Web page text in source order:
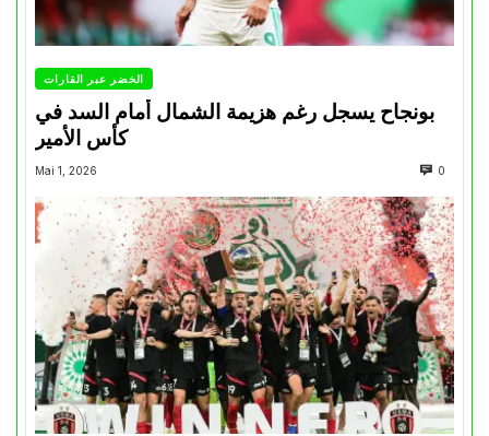
الخضر عبر القارات
بونجاح يسجل رغم هزيمة الشمال أمام السد في
كأس الأمير
Mai 1, 2026 0